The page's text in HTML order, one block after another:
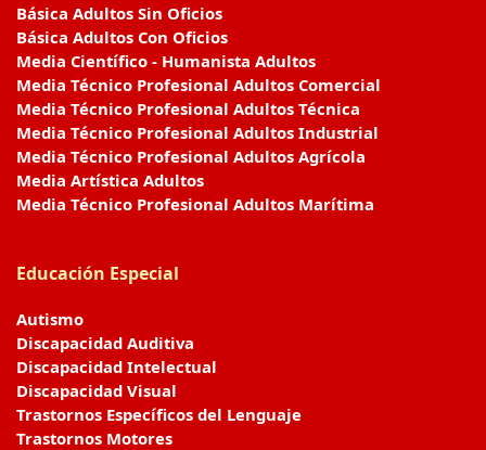
Básica Adultos Sin Oficios
Básica Adultos Con Oficios
Media Científico - Humanista Adultos
Media Técnico Profesional Adultos Comercial
Media Técnico Profesional Adultos Técnica
Media Técnico Profesional Adultos Industrial
Media Técnico Profesional Adultos Agrícola
Media Artística Adultos
Media Técnico Profesional Adultos Marítima
Educación Especial
Autismo
Discapacidad Auditiva
Discapacidad Intelectual
Discapacidad Visual
Trastornos Específicos del Lenguaje
Trastornos Motores